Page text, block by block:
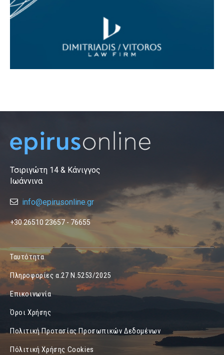
Τσιριγώτη 14 & Κάνιγγος
Ιωάννινα
info@epirusonline.gr
+30 26510 23657 - 76655
Ταυτότητα
Πληροφορίες α.27 Ν.5253/2025
Επικοινωνία
Όροι Χρήσης
Πολιτική Προτασίας Προσωπικών Δεδομένων
Πόλιτική Χρήσης Cookies